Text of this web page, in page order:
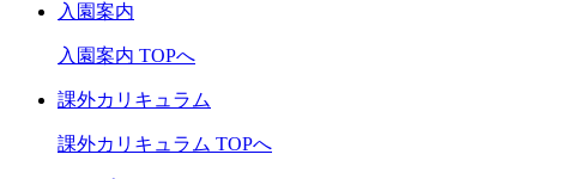
入園案内
入園案内 TOPへ
課外カリキュラム
課外カリキュラム TOPへ